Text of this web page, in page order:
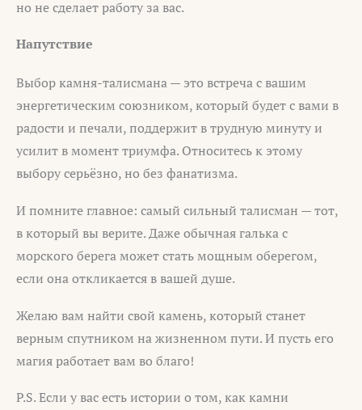
но не сделает работу за вас.
Напутствие
Выбор камня-талисмана — это встреча с вашим
энергетическим союзником, который будет с вами в
радости и печали, поддержит в трудную минуту и
усилит в момент триумфа. Относитесь к этому
выбору серьёзно, но без фанатизма.
И помните главное: самый сильный талисман — тот,
в который вы верите. Даже обычная галька с
морского берега может стать мощным оберегом,
если она откликается в вашей душе.
Желаю вам найти свой камень, который станет
верным спутником на жизненном пути. И пусть его
магия работает вам во благо!
P.S. Если у вас есть истории о том, как камни